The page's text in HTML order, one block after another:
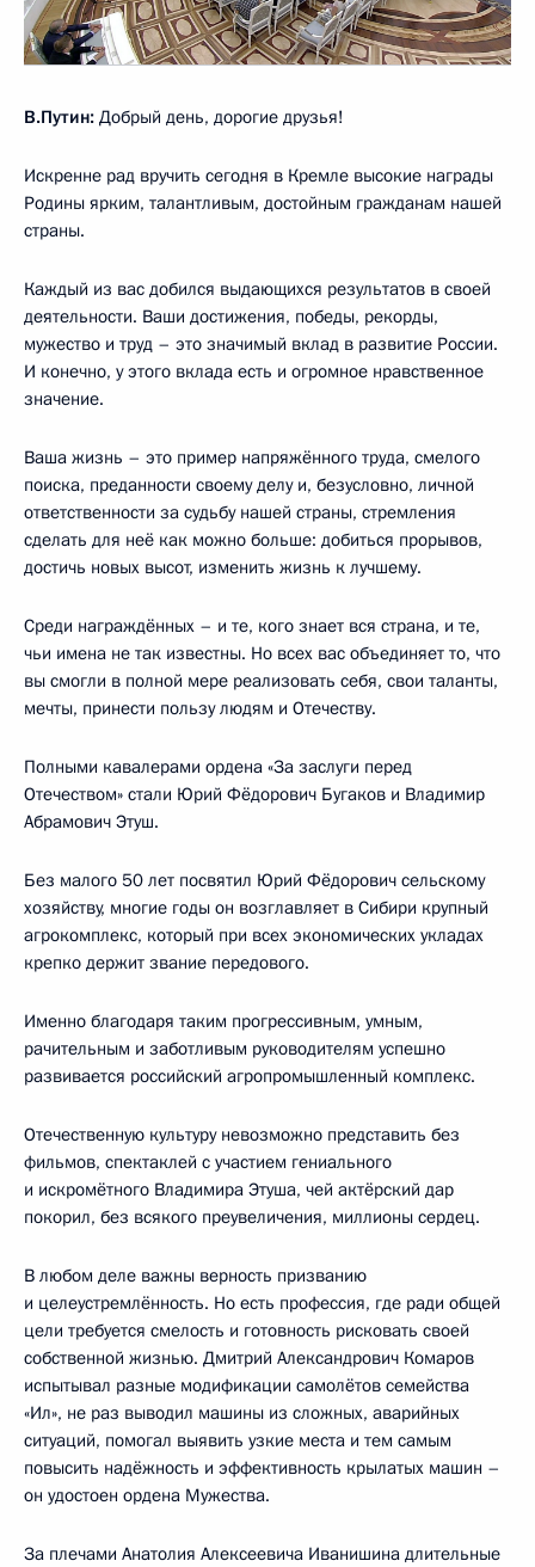
В.Путин: Добрый день, дорогие друзья!
Искренне рад вручить сегодня в Кремле высокие награды
Родины ярким, талантливым, достойным гражданам нашей
страны.
Каждый из вас добился выдающихся результатов в своей
деятельности. Ваши достижения, победы, рекорды,
мужество и труд – это значимый вклад в развитие России.
И конечно, у этого вклада есть и огромное нравственное
значение.
Ваша жизнь – это пример напряжённого труда, смелого
поиска, преданности своему делу и, безусловно, личной
ответственности за судьбу нашей страны, стремления
сделать для неё как можно больше: добиться прорывов,
достичь новых высот, изменить жизнь к лучшему.
Среди награждённых – и те, кого знает вся страна, и те,
чьи имена не так известны. Но всех вас объединяет то, что
вы смогли в полной мере реализовать себя, свои таланты,
мечты, принести пользу людям и Отечеству.
Полными кавалерами ордена «За заслуги перед
Отечеством» стали Юрий Фёдорович Бугаков и Владимир
Абрамович Этуш.
Без малого 50 лет посвятил Юрий Фёдорович сельскому
хозяйству, многие годы он возглавляет в Сибири крупный
агрокомплекс, который при всех экономических укладах
крепко держит звание передового.
Именно благодаря таким прогрессивным, умным,
рачительным и заботливым руководителям успешно
развивается российский агропромышленный комплекс.
Отечественную культуру невозможно представить без
фильмов, спектаклей с участием гениального
и искромётного Владимира Этуша, чей актёрский дар
покорил, без всякого преувеличения, миллионы сердец.
В любом деле важны верность призванию
и целеустремлённость. Но есть профессия, где ради общей
цели требуется смелость и готовность рисковать своей
собственной жизнью. Дмитрий Александрович Комаров
испытывал разные модификации самолётов семейства
«Ил», не раз выводил машины из сложных, аварийных
ситуаций, помогал выявить узкие места и тем самым
повысить надёжность и эффективность крылатых машин –
он удостоен ордена Мужества.
За плечами Анатолия Алексеевича Иванишина длительные